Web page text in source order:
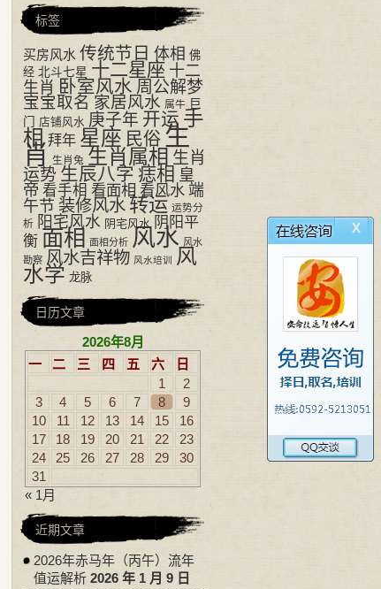
标签
买房风水 传统节日 体相 佛
经 北斗七星 十二星座 十二
生肖 卧室风水 周公解梦
宝宝取名 家居风水 属牛 巨
门
店铺风水 庚子年 开运 手
相 拜年 星座 民俗 生
肖 生肖兔 生肖属相 生肖
运势 生辰八字 痣相 皇
帝 看手相 看面相 看风水 端
午节 装修风水 转运 运势分
析 阳宅风水 阴宅风水 阴阳平
衡 面相 面相分析 风水 风水
勘察 风水吉祥物 风水培训 风
水学 龙脉
日历文章
2026年8月
一
二 三 四 五 六
日
1
2
3
4 5 6 7 8
9
10
11 12 13 14 15
16
17
18 19 20 21 22
23
24
25 26 27 28 29
30
31
« 1月
近期文章
2026年赤马年（丙午）流年
值运解析 2026 年 1 月 9 日
x